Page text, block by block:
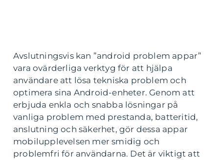
Avslutningsvis kan ”android problem appar”
vara ovärderliga verktyg för att hjälpa
användare att lösa tekniska problem och
optimera sina Android-enheter. Genom att
erbjuda enkla och snabba lösningar på
vanliga problem med prestanda, batteritid,
anslutning och säkerhet, gör dessa appar
mobilupplevelsen mer smidig och
problemfri för användarna. Det är viktigt att